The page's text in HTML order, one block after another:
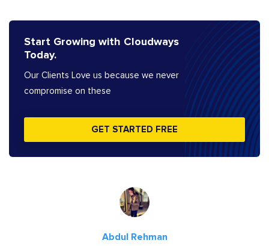
Start Growing with Cloudways
Today.
Our Clients Love us because we never
compromise on these
GET STARTED FREE
Abdul Rehman